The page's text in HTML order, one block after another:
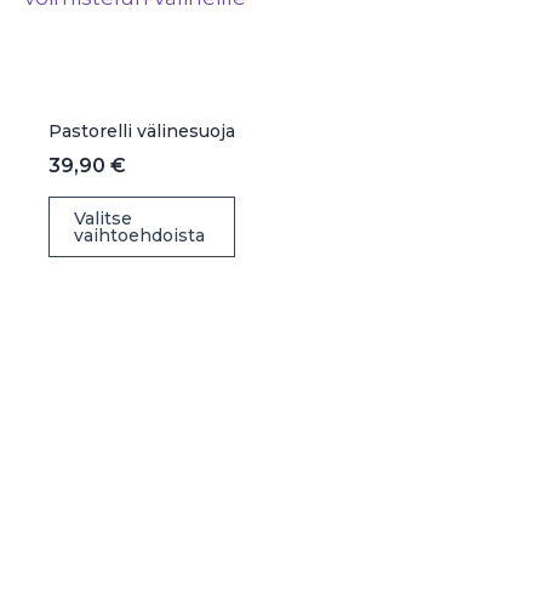
Pastorelli välinesuoja
39,90 €
Valitse
vaihtoehdoista
Tällä